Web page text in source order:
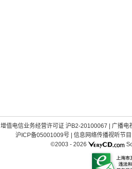
增值电信业务经营许可证 沪B2-20100067
广播电
沪ICP备05001009号| 信息网络传播视听节
©2003 - 2026